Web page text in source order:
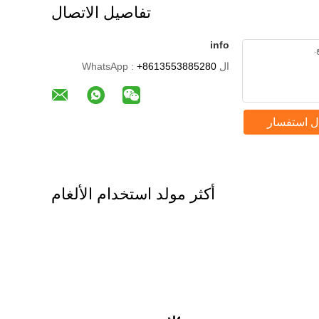
تفاصيل الاتصال
info
ال WhatsApp : +8613553885280
استفسار
أكثر مولد استخدام الألغام